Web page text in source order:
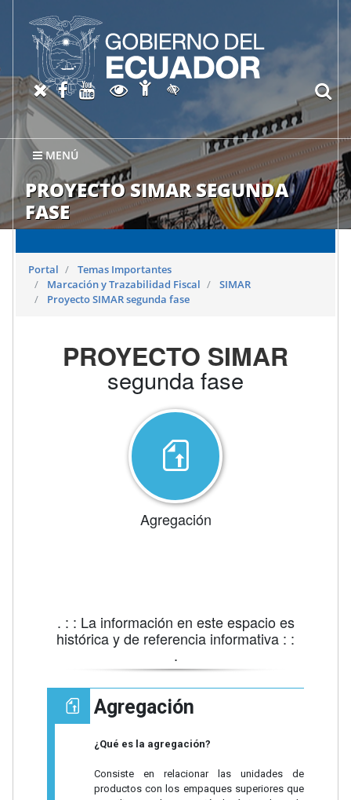
MENÚ
PROYECTO SIMAR SEGUNDA
FASE
X oficial del SRI
Facebook oficial SRI
Canal del SRI en YouTube
Abrir página de
Abrir página de
Activar/quitar contraste
Portal
Temas Importantes
Marcación y Trazabilidad Fiscal
SIMAR
Proyecto SIMAR segunda fase
PROYECTO SIMAR
segunda fase
Agregación
. : : La información en este espacio es
histórica y de referencia informativa : :
.
Agregación
¿Qué es la agregación?
Consiste en relacionar las unidades de
productos con los empaques superiores que